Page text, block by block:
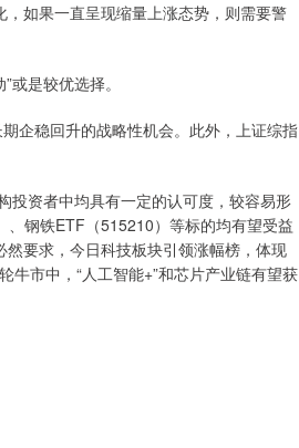
如果一直呈现缩量上涨态势，则需要警
是较优选择。
企稳回升的战略性机会。此外，上证综指
投资者中均具有一定的认可度，较容易形
钢铁ETF（515210）等标的均有望受益
要求，今日科技板块引领涨幅榜，体现
牛市中，“人工智能+”和芯片产业链有望获